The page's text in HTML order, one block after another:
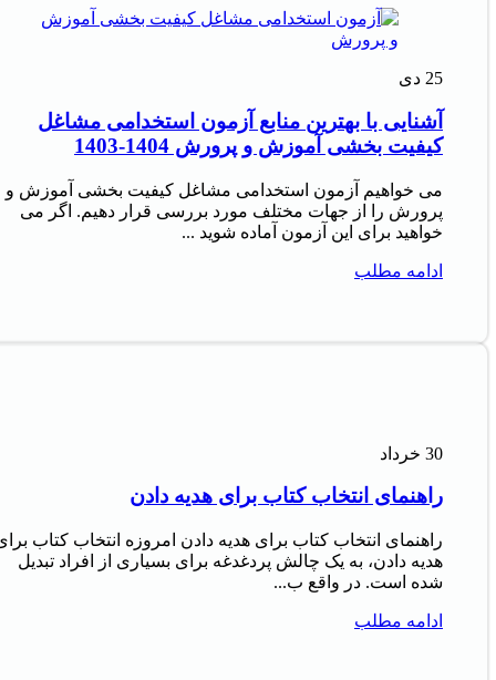
25 دی
آشنایی با بهترین منابع آزمون استخدامی مشاغل
کیفیت بخشی آموزش و پرورش 1404-1403
می خواهیم آزمون استخدامی مشاغل کیفیت بخشی آموزش و
پرورش را از جهات مختلف مورد بررسی قرار دهیم. اگر می
خواهید برای این آزمون آماده شوید ...
ادامه مطلب
30 خرداد
راهنمای انتخاب کتاب برای هدیه دادن
راهنمای انتخاب کتاب برای هدیه دادن امروزه انتخاب کتاب
هدیه دادن، به یک چالش پردغدغه برای بسیاری از افراد تبدیل
شده است. در واقع ب...
ادامه مطلب